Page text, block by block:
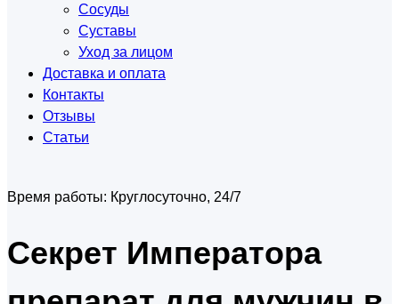
Сосуды
Суставы
Уход за лицом
Доставка и оплата
Контакты
Отзывы
Статьи
Время работы: Круглосуточно, 24/7
Секрет Императора